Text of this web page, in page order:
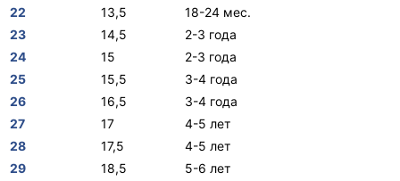
22 13,5
18-24 мес.
23
14,5
2-3 года
24
15
2-3 года
25
15,5
3-4 года
26
16,5
3-4 года
27
17
4-5 лет
28
17,5
4-5 лет
29
18,5
5-6 лет